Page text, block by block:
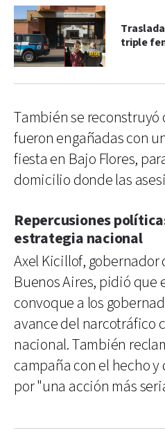
triple
También se reconstruyó
fueron engañadas con
fiesta en Bajo Flores,
domicilio donde las
Repercusiones
estrategia nacional
Axel Kicillof,
Buenos Aires, pidió que
convoque a los
avance del narcotráfico
nacional. También
campaña con el hecho
por "una acción más